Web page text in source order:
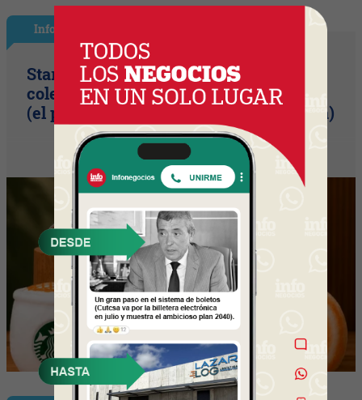
InfoNegocios Miami
Starbucks Japón y la cápsula
coleccionable que vale más que el café
(el producto se convierte en ecosistema)